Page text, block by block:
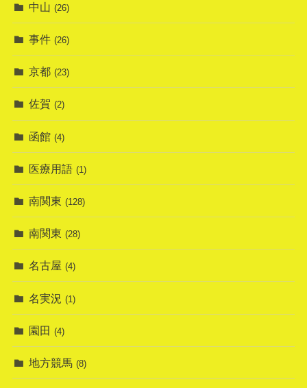
中山 (26)
事件 (26)
京都 (23)
佐賀 (2)
函館 (4)
医療用語 (1)
南関東 (128)
南関東 (28)
名古屋 (4)
名実況 (1)
園田 (4)
地方競馬 (8)